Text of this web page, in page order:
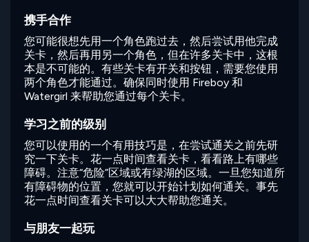
携手合作
您可能很想先用一个角色跑过去，然后尝试用他完成
关卡，然后再用另一个角色，但在许多关卡中，这根
本是不可能的。有些关卡有开关和按钮，需要您使用
两个角色才能通过。确保同时使用 Fireboy 和
Watergirl 来帮助您通过每个关卡。
学习之前的级别
您可以使用的一个有用技巧是，在尝试通关之前先研
究一下关卡。花一点时间查看关卡，看看路上有哪些
障碍。注意“危险”区域或有绿湖的区域。一旦您知道所
有障碍物的位置，您就可以开始计划如何通关。事先
花一点时间查看关卡可以大大帮助您通关。
与朋友一起玩